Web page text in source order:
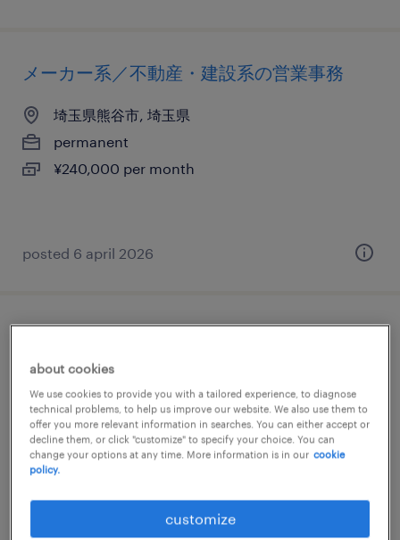
メーカー系／不動産・建設系の営業事務
埼玉県熊谷市, 埼玉県
permanent
¥240,000 per month
posted 6 april 2026
事務（正社員）（埼玉県）
埼玉, 埼玉県
permanent
¥3,000,000 - ¥3,800,000 per year, 年収300 ～
380万円
posted 2 march 2026
about cookies
We use cookies to provide you with a tailored experience, to diagnose
technical problems, to help us improve our website. We also use them to
offer you more relevant information in searches. You can either accept or
decline them, or click "customize" to specify your choice. You can
change your options at any time. More information is in our cookie
policy.
customize